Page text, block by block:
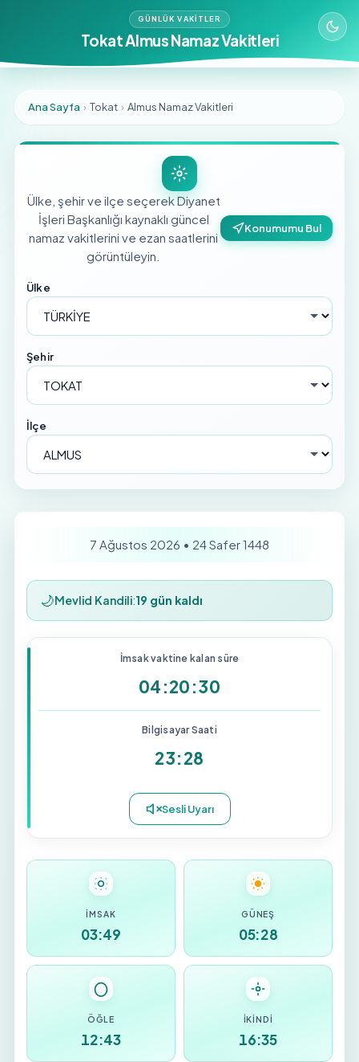
GÜNLÜK VAKITLER
Tokat Almus Namaz Vakitleri
Ana Sayfa › Tokat › Almus Namaz Vakitleri
Ülke, şehir ve ilçe seçerek Diyanet
İşleri Başkanlığı kaynaklı güncel
namaz vakitlerini ve ezan saatlerini
görüntüleyin.
Konumumu Bul
Ülke
Şehir
İlçe
7 Ağustos 2026 • 24 Safer 1448
🌙Mevlid Kandili:19 gün kaldı
İmsak vaktine kalan süre
04:20:30
Bilgisayar Saati
23:28
İMSAK
03:49
GÜNEŞ
05:28
ÖĞLE
12:43
İKINDI
16:35